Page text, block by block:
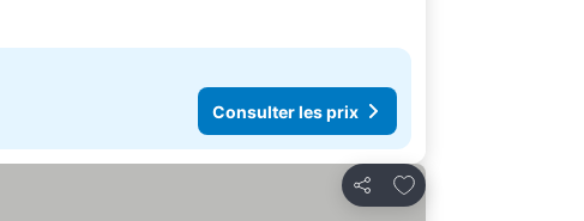
Consulter les prix
Partager
Ajouter à mes favoris